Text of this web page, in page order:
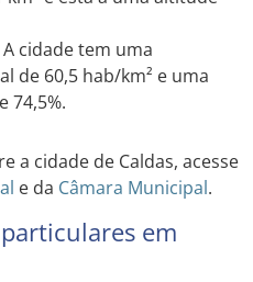
A cidade tem uma
de 60,5 hab/km² e uma
74,5%.
a cidade de Caldas, acesse
e da Câmara Municipal.
em